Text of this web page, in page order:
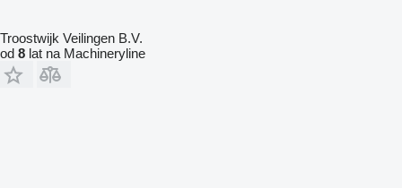
Troostwijk Veilingen B.V.
od 8 lat na Machineryline